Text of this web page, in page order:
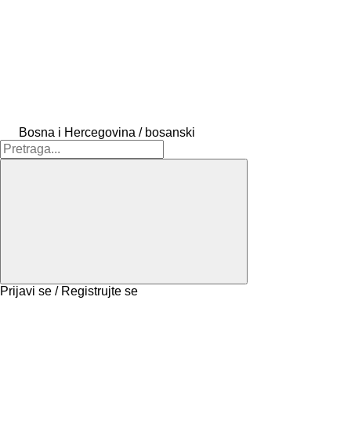
Bosna i Hercegovina / bosanski
Prijavi se / Registrujte se